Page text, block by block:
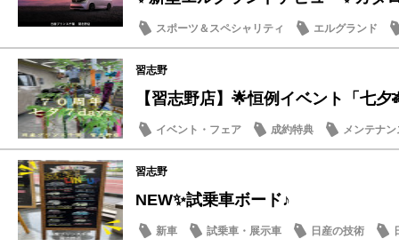
スポーツ＆スペシャリティ
エルグランド
話題の情報
習志野
【習志野店】🌟恒例イベント「七
イベント・フェア 成約特典
メンテナ
話題の情報
習志野
NEW✨試乗車ボード♪
新車 試乗車・展示車 日産の技術